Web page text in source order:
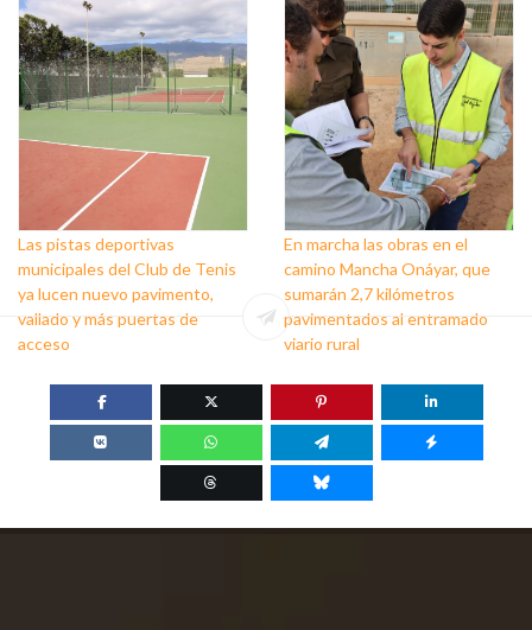
están construyendo
Ayuntamiento y Diputación
Las pistas deportivas
municipales del Club de Tenis
ya lucen nuevo pavimento,
vallado y más puertas de
acceso
En marcha las obras en el
camino Mancha Onáyar, que
sumarán 2,7 kilómetros
pavimentados al entramado
viario rural